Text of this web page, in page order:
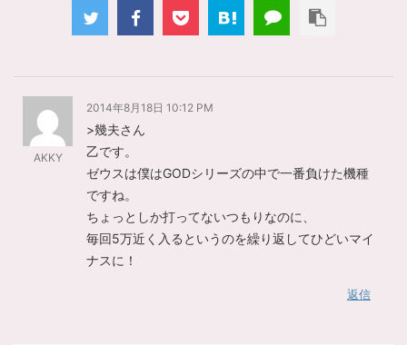
AKKY
2014年8月18日 10:12 PM
>幾夫さん
乙です。
ゼウスは僕はGODシリーズの中で一番負けた機種
ですね。
ちょっとしか打ってないつもりなのに、
毎回5万近く入るというのを繰り返してひどいマイ
ナスに！
返信